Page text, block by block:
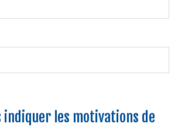
indiquer les motivations de